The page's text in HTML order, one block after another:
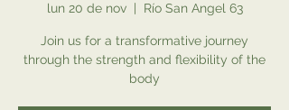
lun 20 de nov
  |
Río San Angel 63
Join us for a transformative journey
through the strength and flexibility of the
body